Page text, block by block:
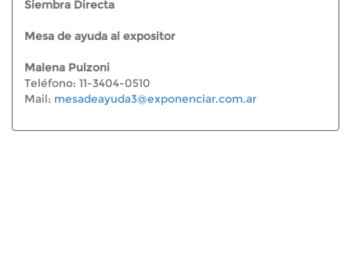
Siembra Directa
Mesa de ayuda al expositor
Malena Pulzoni
Teléfono: 11-3404-0510
Mail: mesadeayuda3@exponenciar.com.ar